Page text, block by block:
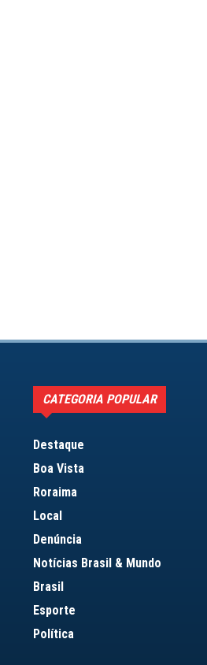
CATEGORIA POPULAR
Destaque
Boa Vista
Roraima
Local
Denúncia
Notícias Brasil & Mundo
Brasil
Esporte
Política